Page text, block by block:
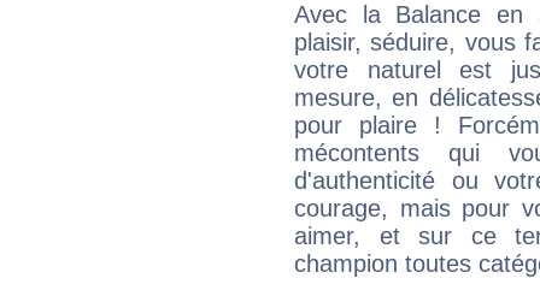
Avec la Balance en
plaisir, séduire, vous
votre naturel est
mesure, en
pour plaire !
mécontents qui
d'authenticité ou
courage, mais pour
aimer, et sur ce
champion toutes